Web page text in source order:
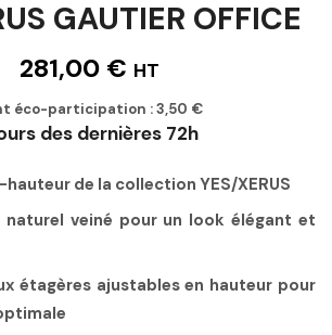
GAUTIER OFFICE
281,00 € HT
éco-participation :3,50 €
des dernières 72h
de la collection YES/XERUS
naturel veiné pour un look élégant et
étagères ajustables en hauteur pour